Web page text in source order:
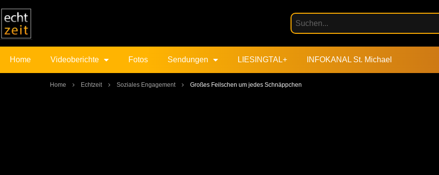
Home Videoberichte Fotos Sendungen LIESINGTAL+ INFOKANAL St. Michael
Home Echtzeit Soziales Engagement Großes Feilschen um jedes Schnäppchen